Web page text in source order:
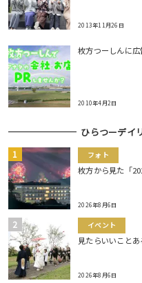
2013年11月26日
枚方つーしんに
2010年4月2日
ひらつーデイ
フォト
枚方から見た「
2026年8月6日
イベント
見たらいいこと
2026年8月6日